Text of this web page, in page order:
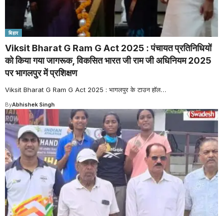
बिहार
Viksit Bharat G Ram G Act 2025 : पंचायत प्रतिनिधियों
को किया गया जागरूक, विकसित भारत जी राम जी अधिनियम 2025
पर भागलपुर में प्रशिक्षण
Viksit Bharat G Ram G Act 2025 : भागलपुर के टाउन हॉल…
ByAbhishek Singh